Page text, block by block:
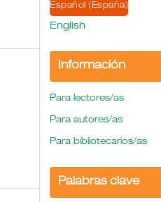
Español (España)
English
Información
Para lectores/as
Para autores/as
Para bibliotecarios/as
Palabras clave